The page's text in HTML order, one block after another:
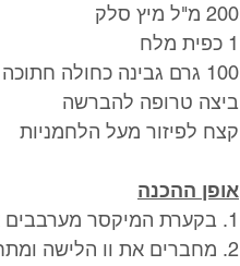
200 מ"ל מיץ סלק
1 כפית מלח
100 גרם גבינה כחולה חתוכה לקוביות
ביצה טרופה להברשה
קצח לפיזור מעל הלחמניות
אופן ההכנה
1. בקערת המיקסר מערבבים את הקמח, שמרים, סוכר, ביצה וחמאה.
2. מחברים את וו הלישה ומתחילים ללוש במהירות נמוכה.